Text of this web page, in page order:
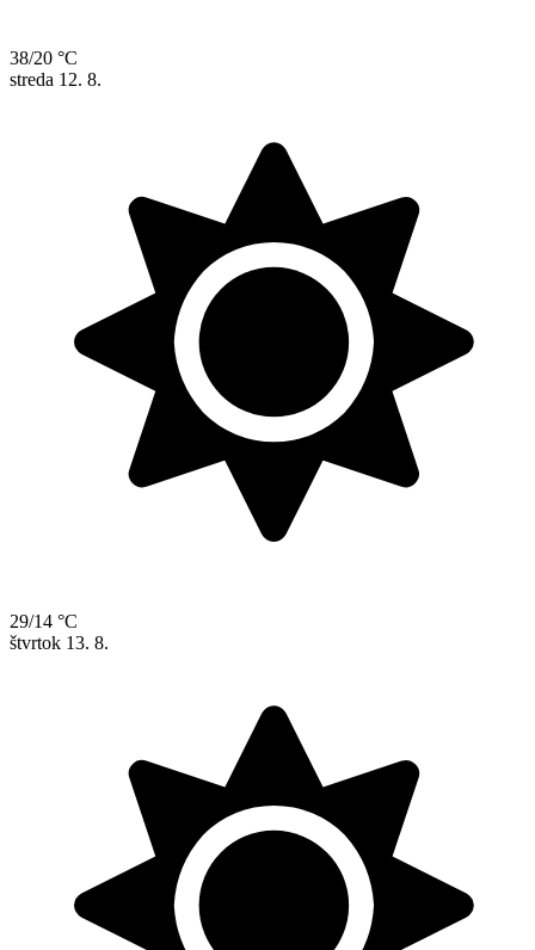
38/20 °C
streda 12. 8.
29/14 °C
štvrtok 13. 8.